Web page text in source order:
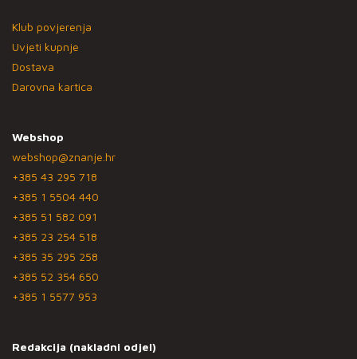
Klub povjerenja
Uvjeti kupnje
Dostava
Darovna kartica
Webshop
webshop@znanje.hr
+385 43 295 718
+385 1 5504 440
+385 51 582 091
+385 23 254 518
+385 35 295 258
+385 52 354 650
+385 1 5577 953
Redakcija (nakladni odjel)